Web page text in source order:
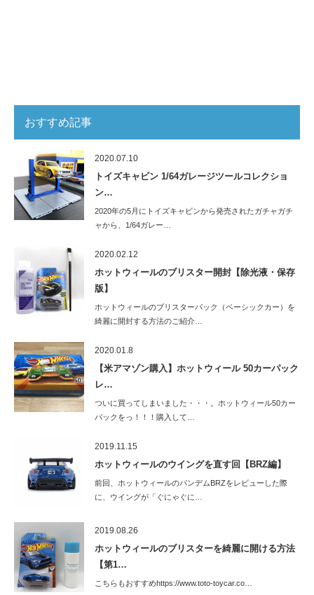
おすすめ記事
2020.07.10
トイズキャビン 1/64ガレージツールコレクショ
ン…
2020年の5月にトイズキャビンから発売されたガチャガチ
ャから、1/64ガレー…
2020.02.12
ホットウィールのブリスター開封【除光液・保存
版】
ホットウィールのブリスターパック（ベーシックカー）を
綺麗に開封する方法のご紹介…
2020.01.8
【米アマゾン購入】ホットウィール 50カーパック
レ…
ついに買ってしまいました・・・。ホットウィール50カー
パックをっ！！！購入して…
2019.11.15
ホットウィールのウイングを直す回【BRZ編】
前回、ホットウィールのパンデムBRZをレビューした際
に、ウイングが「ぐにゃぐに…
2019.08.26
ホットウィールのブリスターを綺麗に開ける方法
【第1…
こちらもおすすめhttps://www.toto-toycar.co…